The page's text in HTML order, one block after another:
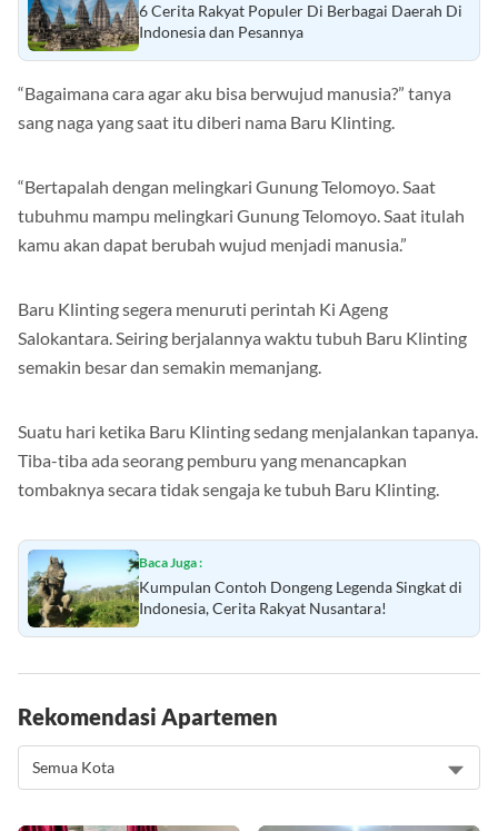
6 Cerita Rakyat Populer Di Berbagai Daerah Di
Indonesia dan Pesannya
“Bagaimana cara agar aku bisa berwujud manusia?” tanya
sang naga yang saat itu diberi nama Baru Klinting.
“Bertapalah dengan melingkari Gunung Telomoyo. Saat
tubuhmu mampu melingkari Gunung Telomoyo. Saat itulah
kamu akan dapat berubah wujud menjadi manusia.”
Baru Klinting segera menuruti perintah Ki Ageng
Salokantara. Seiring berjalannya waktu tubuh Baru Klinting
semakin besar dan semakin memanjang.
Suatu hari ketika Baru Klinting sedang menjalankan tapanya.
Tiba-tiba ada seorang pemburu yang menancapkan
tombaknya secara tidak sengaja ke tubuh Baru Klinting.
Baca Juga :
Kumpulan Contoh Dongeng Legenda Singkat di
Indonesia, Cerita Rakyat Nusantara!
Rekomendasi Apartemen